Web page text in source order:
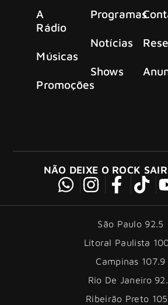
A
Rádio
Músicas
Promoções
Programas
Notícias
Shows
NÃO DEIXE O ROCK
São Paulo 92.5
Litoral Paulista
Campinas 107.9
Rio De Janeiro
Ribeirão Preto